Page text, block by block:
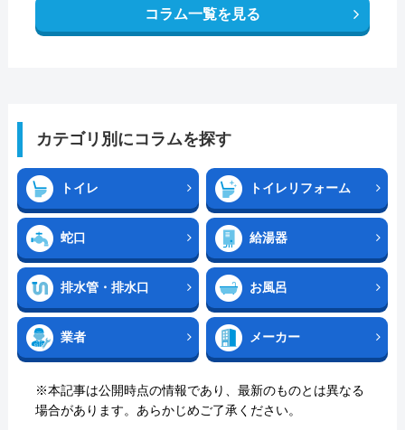
コラム一覧を見る
カテゴリ別にコラムを探す
トイレ トイレリフォーム
蛇口 給湯器
排水管・排水口 お風呂
業者 メーカー
※本記事は公開時点の情報であり、最新のものとは異なる
場合があります。あらかじめご了承ください。